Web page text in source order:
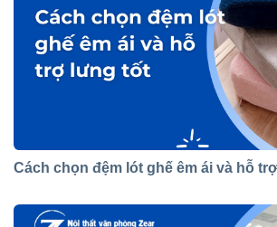
Cách chọn đệm lót ghế êm ái và hỗ